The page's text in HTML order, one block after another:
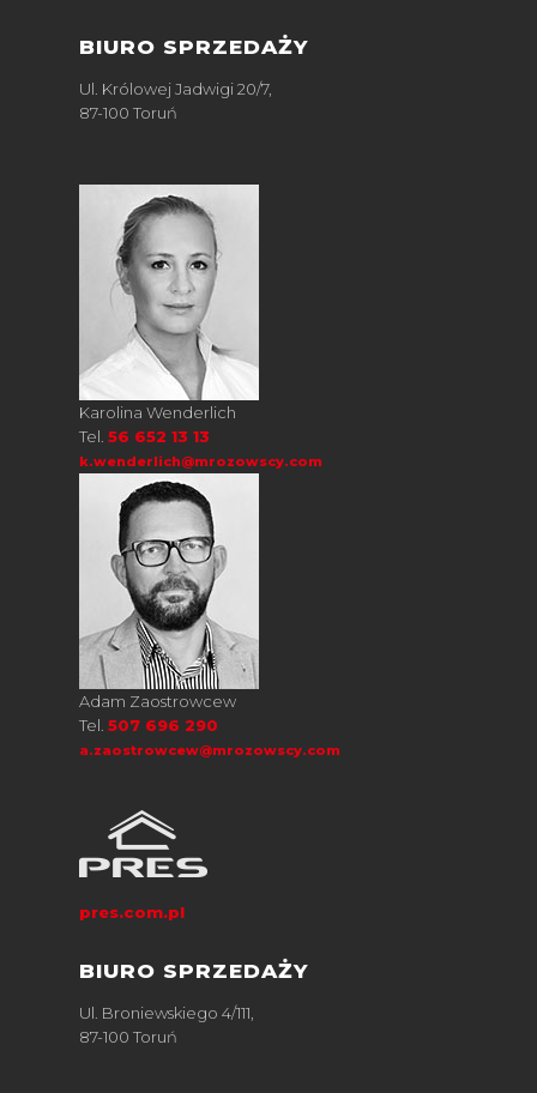
BIURO SPRZEDAŻY
Ul. Królowej Jadwigi 20/7,
87-100 Toruń
Karolina Wenderlich
Tel. 56 652 13 13
k.wenderlich@mrozowscy.com
Adam Zaostrowcew
Tel. 507 696 290
a.zaostrowcew@mrozowscy.com
pres.com.pl
BIURO SPRZEDAŻY
Ul. Broniewskiego 4/111,
87-100 Toruń